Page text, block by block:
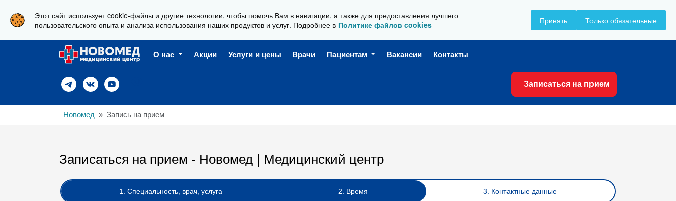
Этот сайт использует cookie-файлы и другие технологии, чтобы помочь Вам в навигации, а также для предоставления лучшего
пользовательского опыта и анализа использования наших продуктов и услуг. Подробнее в Политике файлов cookies Принять Только обязательные
г. Новороссийск, ул. Свердлова 36А Ежедневно, с 08:00 до 20:00 +7 (8617) 799-799
О нас Акции Услуги и цены Врачи Пациентам Вакансии Контакты
Записаться на прием
Новомед Запись на прием
Записаться на прием - Новомед | Медицинский центр
1. Специальность, врач, услуга 2. Время 3. Контактные данные